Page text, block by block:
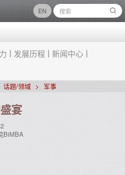
EN
发展历程
新闻中心
话题/领域 军事
宴
BiMBA